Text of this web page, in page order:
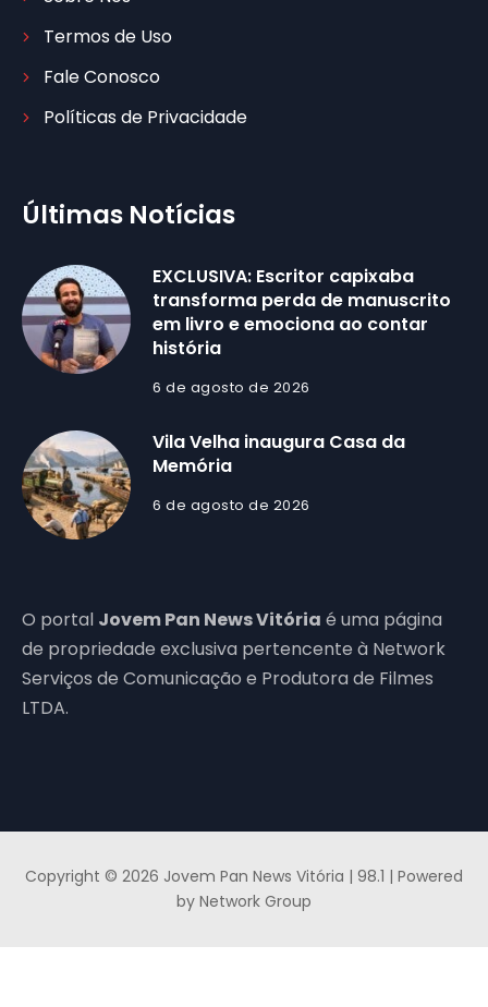
Termos de Uso
Fale Conosco
Políticas de Privacidade
Últimas Notícias
EXCLUSIVA: Escritor capixaba
transforma perda de manuscrito
em livro e emociona ao contar
história
6 de agosto de 2026
Vila Velha inaugura Casa da
Memória
6 de agosto de 2026
O portal Jovem Pan News Vitória é uma página
de propriedade exclusiva pertencente à Network
Serviços de Comunicação e Produtora de Filmes
LTDA.
Copyright © 2026 Jovem Pan News Vitória | 98.1 | Powered
by Network Group